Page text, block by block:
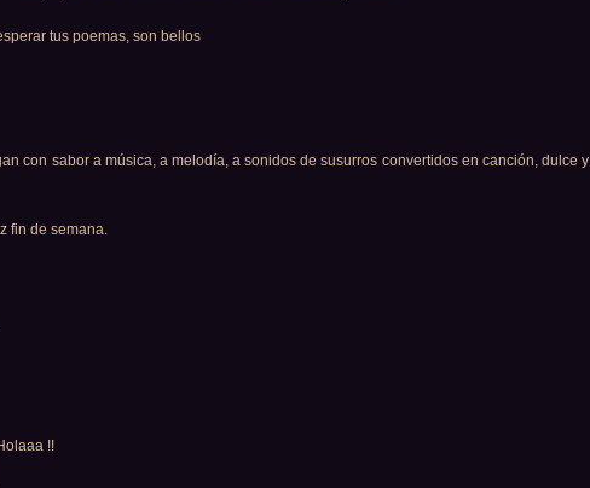
tus poemas, son bellos
con sabor a música, a melodía, a sonidos de susurros convertidos en canción, dulce y
fin de semana.
!!